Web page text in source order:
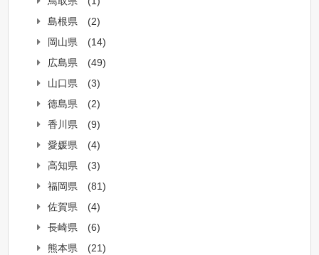
島根県
(2)
岡山県
(14)
広島県
(49)
山口県
(3)
徳島県
(2)
香川県
(9)
愛媛県
(4)
高知県
(3)
福岡県
(81)
佐賀県
(4)
長崎県
(6)
熊本県
(21)